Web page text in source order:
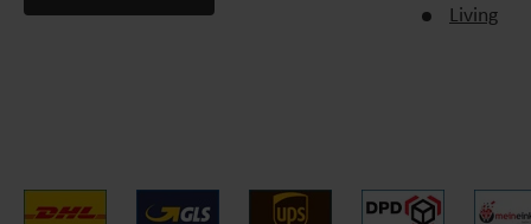
-Pflege sorgt für eine lange
Living